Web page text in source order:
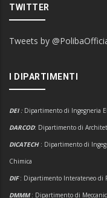
TWITTER
Tweets by
I DIPARTIMENTI
DEI : Dipartimento di Ingegneria
DARCOD: Dipartimento di
DICATECH : Dipartimento di
Chimica
DIF: Dipartimento Interateneo di
DMMM: Dipartimento di